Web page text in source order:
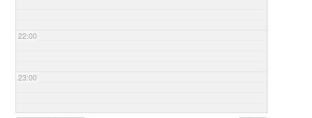
22:00
23:00